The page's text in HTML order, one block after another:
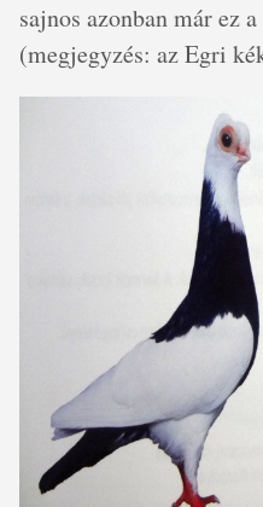
sajnos azonban már ez
(megjegyzés: az Egri